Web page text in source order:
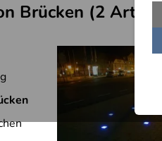
Brücken (2 Artikel)